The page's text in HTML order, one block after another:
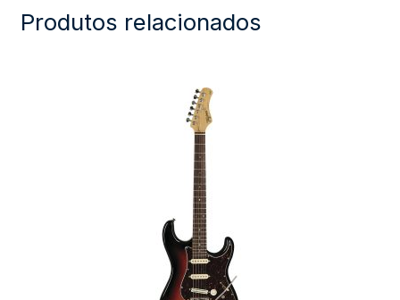
Produtos relacionados